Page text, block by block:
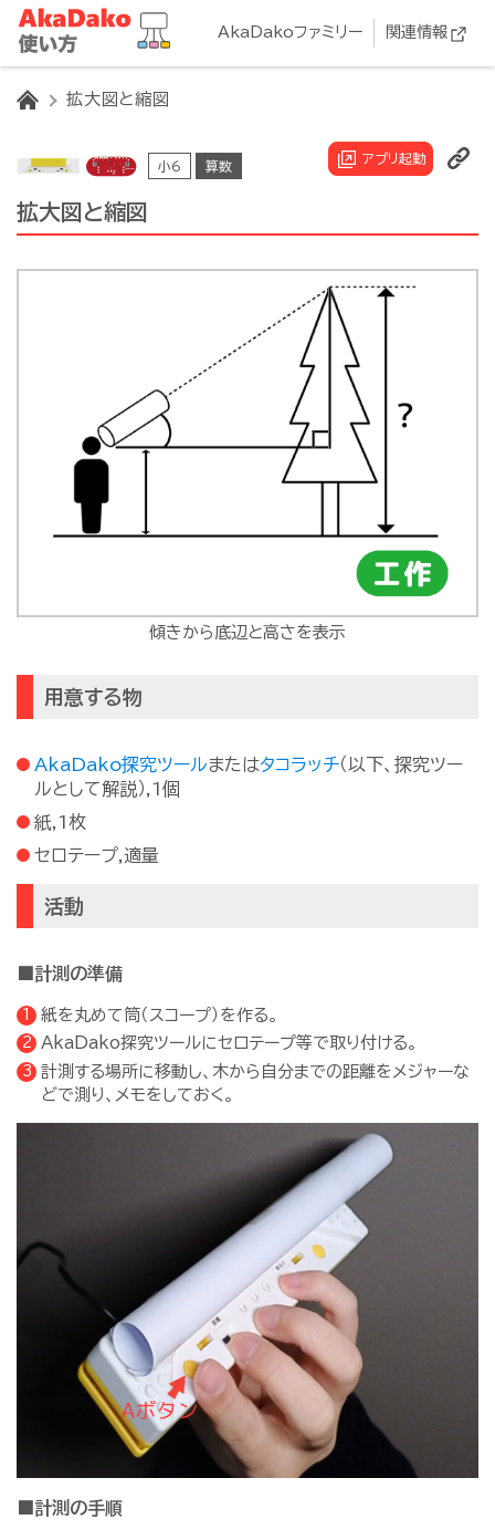
AkaDakoファミリー 関連情報
HOME
拡大図と縮図
小6 算数
拡大図と縮図
アプリ起動
傾きから底辺と高さを表示
用意する物
AkaDako探究ツールまたはタコラッチ（以下、探究ツー
ルとして解説）,1個
紙,1枚
セロテープ,適量
活動
■計測の準備
紙を丸めて筒（スコープ）を作る。
AkaDako探究ツールにセロテープ等で取り付ける。
計測する場所に移動し、木から自分までの距離をメジャーな
どで測り、メモをしておく。
■計測の手順